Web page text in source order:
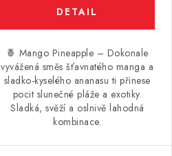
🍍 Mango Pineapple – Dokonale
vyvážená směs šťavnatého manga a
sladko-kyselého ananasu ti přinese
pocit slunečné pláže a exotiky.
Sladká, svěží a oslnivě lahodná
kombinace.